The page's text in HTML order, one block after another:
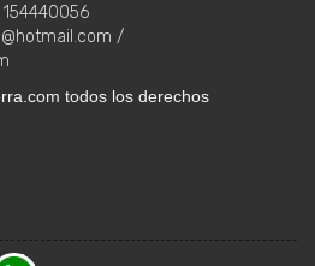
/
todos los derechos